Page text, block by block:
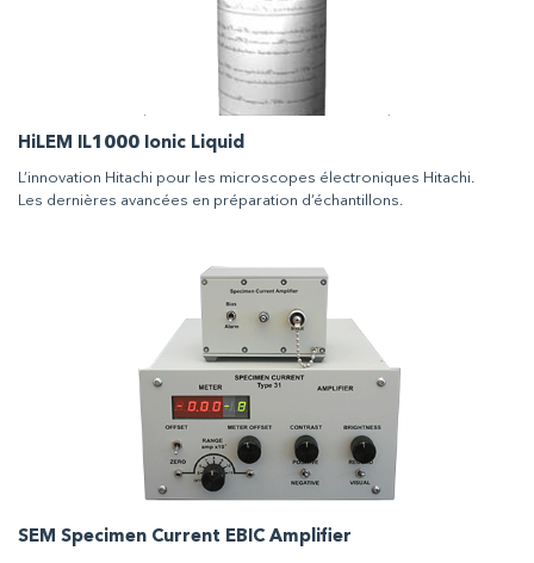
HiLEM IL1000 Ionic Liquid
L’innovation Hitachi pour les microscopes électroniques Hitachi.
Les dernières avancées en préparation d’échantillons.
SEM Specimen Current EBIC Amplifier